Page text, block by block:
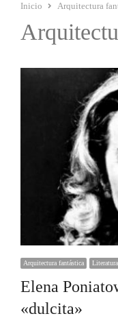
Inicio Arquitectura
Arquitectura fantástica Literatura
Elena
«dulcita»